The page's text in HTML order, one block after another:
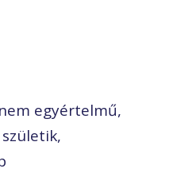
egyértelmű,